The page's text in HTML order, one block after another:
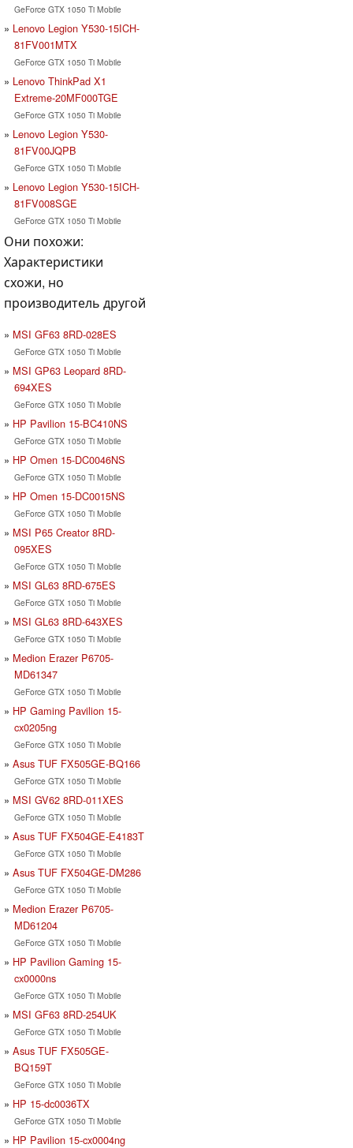
GeForce GTX 1050 Ti Mobile
Lenovo Legion Y530-15ICH-
81FV001MTX
GeForce GTX 1050 Ti Mobile
Lenovo ThinkPad X1
Extreme-20MF000TGE
GeForce GTX 1050 Ti Mobile
Lenovo Legion Y530-
81FV00JQPB
GeForce GTX 1050 Ti Mobile
Lenovo Legion Y530-15ICH-
81FV008SGE
GeForce GTX 1050 Ti Mobile
Они похожи:
Характеристики
схожи, но
производитель другой
MSI GF63 8RD-028ES
GeForce GTX 1050 Ti Mobile
MSI GP63 Leopard 8RD-
694XES
GeForce GTX 1050 Ti Mobile
HP Pavilion 15-BC410NS
GeForce GTX 1050 Ti Mobile
HP Omen 15-DC0046NS
GeForce GTX 1050 Ti Mobile
HP Omen 15-DC0015NS
GeForce GTX 1050 Ti Mobile
MSI P65 Creator 8RD-
095XES
GeForce GTX 1050 Ti Mobile
MSI GL63 8RD-675ES
GeForce GTX 1050 Ti Mobile
MSI GL63 8RD-643XES
GeForce GTX 1050 Ti Mobile
Medion Erazer P6705-
MD61347
GeForce GTX 1050 Ti Mobile
HP Gaming Pavilion 15-
cx0205ng
GeForce GTX 1050 Ti Mobile
Asus TUF FX505GE-BQ166
GeForce GTX 1050 Ti Mobile
MSI GV62 8RD-011XES
GeForce GTX 1050 Ti Mobile
Asus TUF FX504GE-E4183T
GeForce GTX 1050 Ti Mobile
Asus TUF FX504GE-DM286
GeForce GTX 1050 Ti Mobile
Medion Erazer P6705-
MD61204
GeForce GTX 1050 Ti Mobile
HP Pavilion Gaming 15-
cx0000ns
GeForce GTX 1050 Ti Mobile
MSI GF63 8RD-254UK
GeForce GTX 1050 Ti Mobile
Asus TUF FX505GE-
BQ159T
GeForce GTX 1050 Ti Mobile
HP 15-dc0036TX
GeForce GTX 1050 Ti Mobile
HP Pavilion 15-cx0004ng